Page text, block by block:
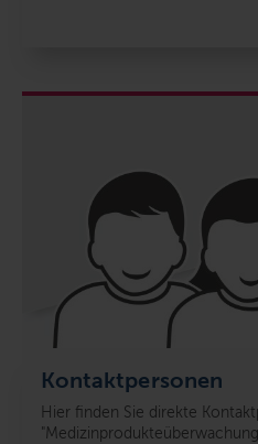
Kontaktpersonen
Hier finden Sie direkte